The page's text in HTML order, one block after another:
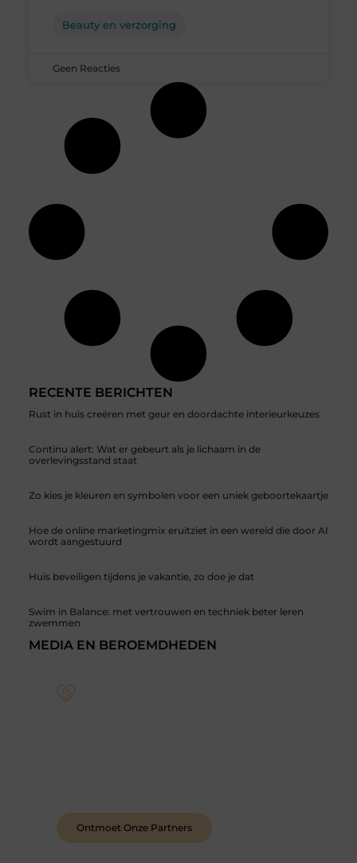
RECENTE BERICHTEN
Rust in huis creëren met geur en doordachte interieurkeuzes
Continu alert: Wat er gebeurt als je lichaam in de
overlevingsstand staat
Zo kies je kleuren en symbolen voor een uniek geboortekaartje
Hoe de online marketingmix eruitziet in een wereld die door AI
wordt aangestuurd
Huis beveiligen tijdens je vakantie, zo doe je dat
Swim in Balance: met vertrouwen en techniek beter leren
zwemmen
MEDIA EN BEROEMDHEDEN
Ontmoet Onze Partners
Beauty en verzorging
Geen Reacties